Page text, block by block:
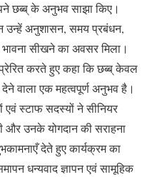
छब्ब् के अनुभव साझा किए।
उन्हें अनुशासन, समय प्रबंधन,
भावना सीखने का अवसर मिला।
करते हुए कहा कि छब्ब् केवल
वाला एक महत्वपूर्ण अनुभव है।
एवं स्टाफ सदस्यों ने सीनियर
उनके योगदान की सराहना
देते हुए कार्यक्रम का
धन्यवाद ज्ञापन एवं सामूहिक